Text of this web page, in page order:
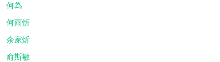
何為
何雨忻
余家炘
俞斯敏